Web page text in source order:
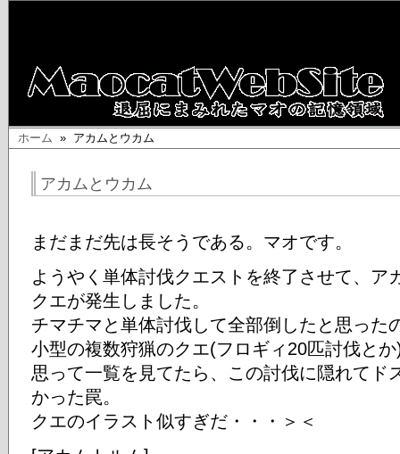
ホーム » アカムとウカム
アカムとウカム
まだまだ先は長そうである。マオです。
ようやく単体討伐クエストを終了させて、ア
クエが発生しました。
チマチマと単体討伐して全部倒したと思った
小型の複数狩猟のクエ(フロギィ20匹討伐と
思って一覧を見てたら、この討伐に隠れてド
かった罠。
クエのイラスト似すぎだ・・・＞＜